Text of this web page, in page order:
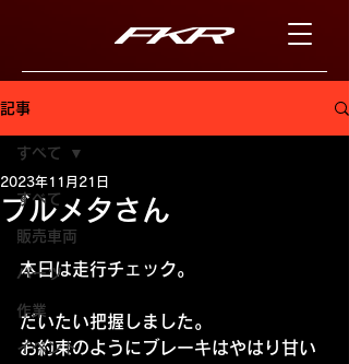
記事
すべて
販売車両
パーツ
作業
イベント
すべて
ブルメタさん
2023年11月21日
本日は走行チェック。
だいたい把握しました。
お約束のようにブレーキはやはり甘い